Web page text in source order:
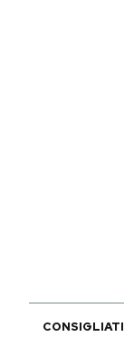
CONSIGLIATI